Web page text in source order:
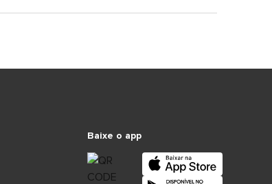
Baixe o app